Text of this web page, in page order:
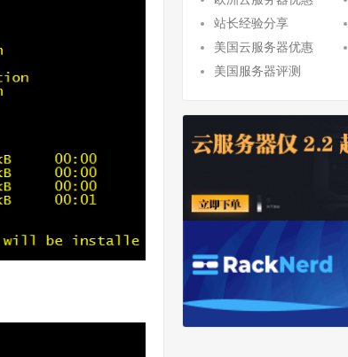
站长经验分享
美国云服务器优惠
美国服务器评测